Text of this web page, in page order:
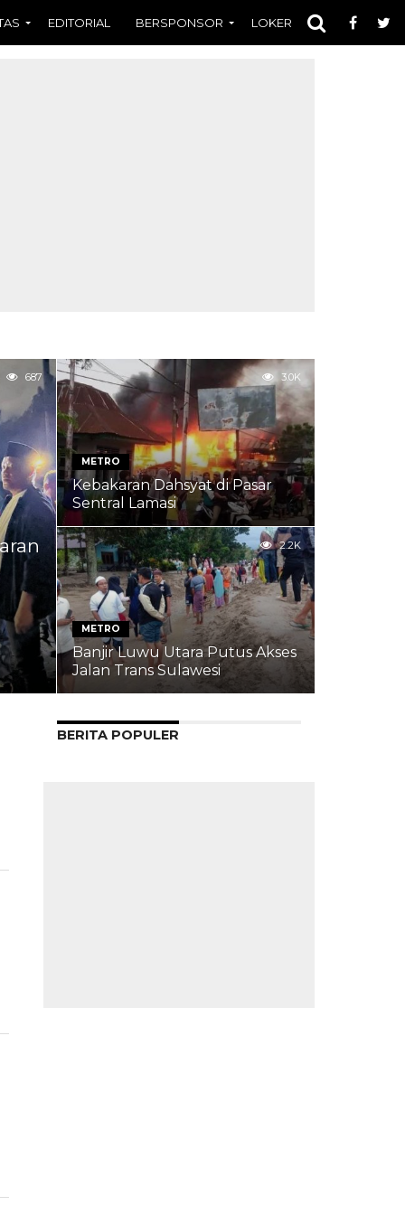
EDITORIAL BERSPONSOR LOKER OPINI
687
METRO
Kebakaran Dahsyat di Pasar
Sentral Lamasi
3.0K
METRO
Banjir Luwu Utara Putus Akses
Jalan Trans Sulawesi
2.2K
BERITA POPULER